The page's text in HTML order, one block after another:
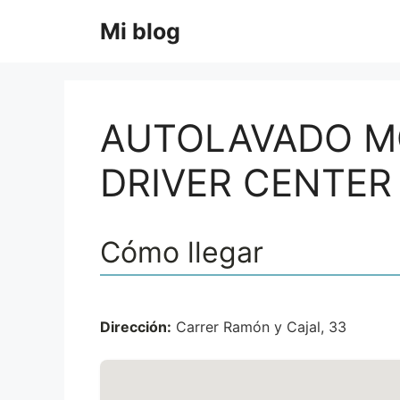
Mi blog
AUTOLAVADO
DRIVER
Cómo llegar
Dirección: Carrer Ramón y Cajal, 33